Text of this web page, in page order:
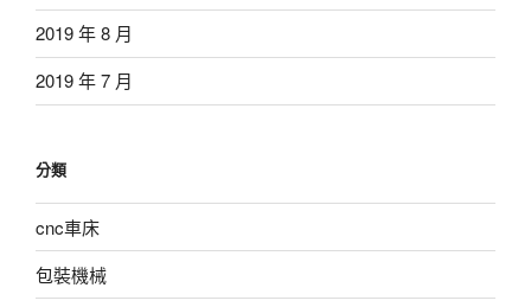
2019 年 8 月
2019 年 7 月
分類
cnc車床
包裝機械